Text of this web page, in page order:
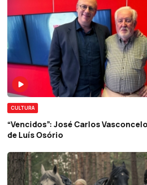
CULTURA
“Vencidos”: José Carlos
de Luís Osório